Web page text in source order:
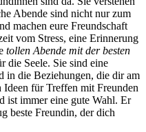
Abende sind nicht nur zum
machen eure Freundschaft
vom Stress, eine Erinnerung
tollen Abende mit der besten
die Seele. Sie sind eine
in die Beziehungen, die dir am
für Treffen mit Freunden
ist immer eine gute Wahl. Er
beste Freundin, der dich